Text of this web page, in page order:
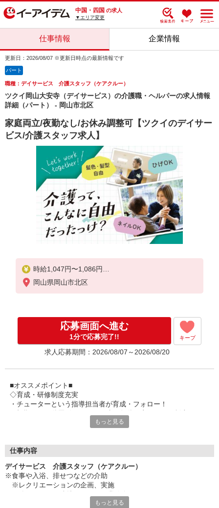
中国・四国 の求人
▼エリア変更
仕事情報 企業情報
更新日：2026/08/07 ※更新日時点の最新情報です
パート
職種：デイサービス 介護スタッフ（ケアクルー）
ツクイ岡山大安寺（デイサービス）の介護職・ヘルパーの求人情報
詳細（パート） - 岡山市北区
家庭両立/夜勤なし/お休み調整可【ツクイのデイサー
ビス/介護スタッフ求人】
時給1,047円〜1,086円
★土日祝日は時給100円アップ！
岡山県岡山市北区
応募画面へ進む
1分で応募完了!! キープ
求人応募期間：2026/08/07～2026/08/20
■オススメポイント■
◇育成・研修制度充実
・チューターという指導担当者が育成・フォロー！
・キャリアアップ支援制度を活用して働きながら資格取得が可能
・ツクイ独自の福祉厚生制度でプライベートも充実
・子育て支援の福利厚生制度あり！子育てと仕事の両立を応援◎
・スタッフ何でも相談窓口やライフキャリア相談など、各相談窓
口あり
もっと見る
仕事内容
デイサービス 介護スタッフ（ケアクルー）
※食事や入浴、排せつなどの介助
※レクリエーションの企画、実施
もっと見る